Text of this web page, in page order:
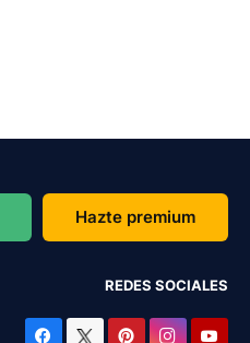
Hazte premium
REDES SOCIALES